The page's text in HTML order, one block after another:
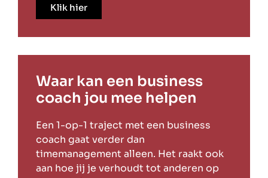
Klik hier
Waar kan een business
coach jou mee helpen
Een 1-op-1 traject met een business
coach gaat verder dan
timemanagement alleen. Het raakt ook
aan hoe jij je verhoudt tot anderen op